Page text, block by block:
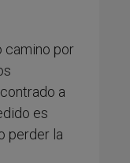
camino por
a
es
perder la